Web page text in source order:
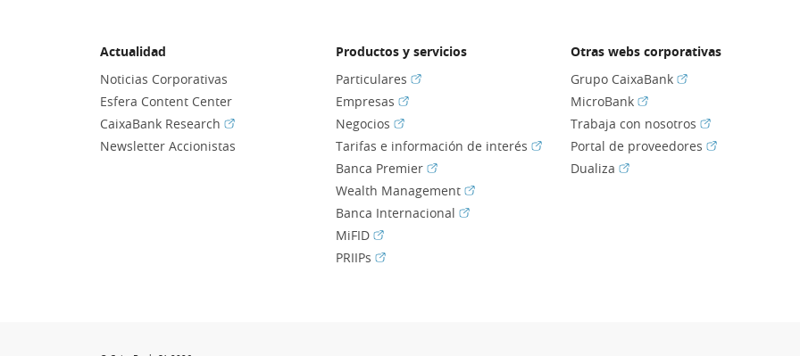
Actualidad
Noticias Corporativas
Esfera Content Center
CaixaBank Research (Abrir en ventana nueva)
Newsletter Accionistas
Productos y servicios
Particulares (Abrir en ventana nueva)
Empresas (Abrir en ventana nueva)
Negocios (Abrir en ventana nueva)
Tarifas e información de interés (Abrir en ventana nueva)
Banca Premier (Abrir en ventana nueva)
Wealth Management (Abrir en ventana nueva)
Banca Internacional (Abrir en ventana nueva)
MiFID (Abrir en ventana nueva)
PRIIPs (Abrir en ventana nueva)
Otras webs corporativas
Grupo CaixaBank(Abrir en ventana
MicroBank(Abrir en ventana nueva)
Trabaja con nosotros(Abrir en
Portal de proveedores(Abrir en
Dualiza(Abrir en ventana nueva)